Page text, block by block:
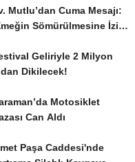
Mutlu’dan Cuma Mesajı:
Sömürülmesine İzin
Geliriyle 2 Milyon
Dikilecek!
Motosiklet
Can Aldı
Paşa Caddesi'nde